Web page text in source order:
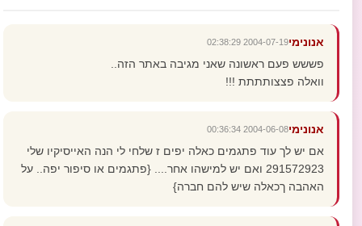
אנונימי2004-07-19 02:38:29
פששש פעם ראשונה שאני מגיבה באתר הזה..
וואלה פצצותתתת !!!
אנונימי2004-06-08 00:36:34
אם יש לך עוד פתגמים כאלה יפים ז שלחי לי הנה האייסיקיו שלי
291572923 ואם יש למישהו אחר.... {פתגמים או סיפור יפה.. על
האהבה ךכאלה שיש להם חברה}